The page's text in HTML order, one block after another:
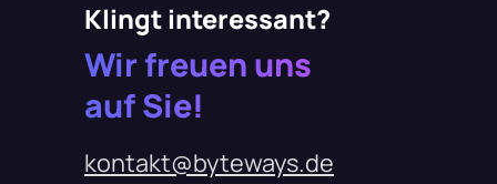
Klingt interessant?
Wirfreuen uns
auf Sie!
kontakt@byteways.de